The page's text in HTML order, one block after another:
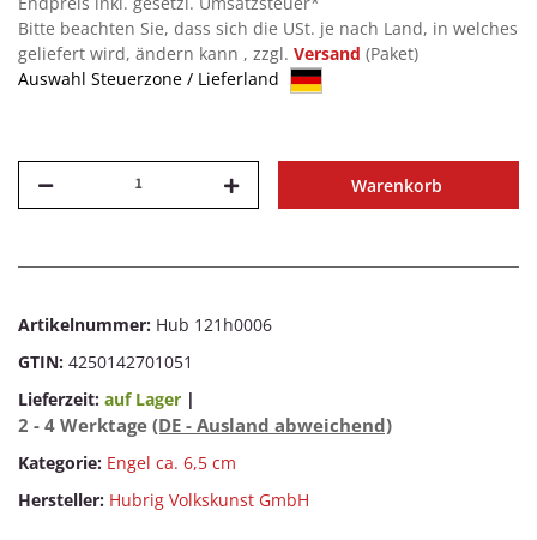
Bitte beachten Sie, dass sich die USt. je nach Land, in welches
geliefert wird, ändern kann , zzgl. Versand (Paket)
Auswahl Steuerzone / Lieferland
Warenkorb
Artikelnummer: Hub 121h0006
GTIN: 4250142701051
Lieferzeit: auf Lager |
2 - 4 Werktage (DE - Ausland abweichend)
Kategorie: Engel ca. 6,5 cm
Hersteller: Hubrig Volkskunst GmbH